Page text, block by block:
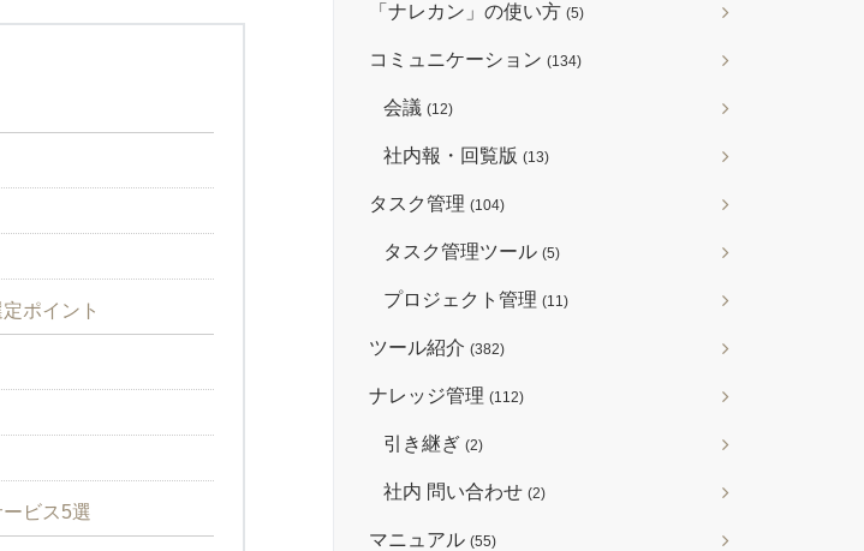
ポイント
ビス5選
「ナレカン」の使い方 (5)
コミュニケーション (134)
会議 (12)
社内報・回覧版 (13)
タスク管理 (104)
タスク管理ツール (5)
プロジェクト管理 (11)
ツール紹介 (382)
ナレッジ管理 (112)
引き継ぎ (2)
社内 問い合わせ (2)
マニュアル (55)